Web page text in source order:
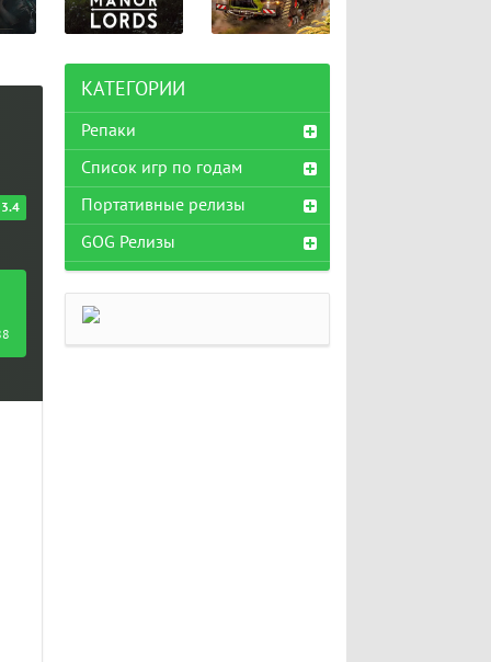
3.4
КАТЕГОРИИ
Репаки
Список игр по годам
Портативные релизы
GOG Релизы